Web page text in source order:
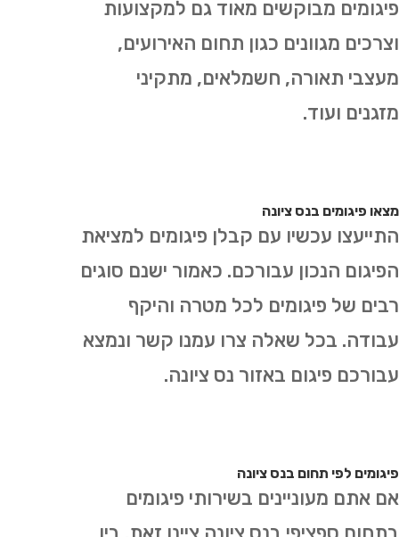
פיגומים מבוקשים מאוד גם למקצועות
וצרכים מגוונים כגון תחום האירועים,
מעצבי תאורה, חשמלאים, מתקיני
מזגנים ועוד.
מצאו פיגומים בנס ציונה
התייעצו עכשיו עם קבלן פיגומים למציאת
הפיגום הנכון עבורכם. כאמור ישנם סוגים
רבים של פיגומים לכל מטרה והיקף
עבודה. בכל שאלה צרו עמנו קשר ונמצא
עבורכם פיגום באזור נס ציונה.
פיגומים לפי תחום בנס ציונה
אם אתם מעוניינים בשירותי פיגומים